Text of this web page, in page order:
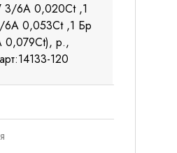
3/6А 0,020Ct ,1
6А 0,053Ct ,1 Бр
0,079Ct), р.,
120